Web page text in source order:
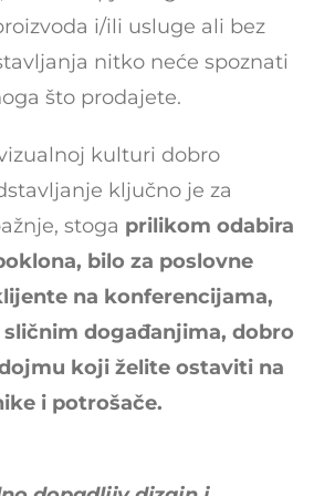
i/ili usluge ali bez
nitko neće spoznati
što prodajete.
kulturi dobro
ključno je za
stoga prilikom odabira
bilo za poslovne
na konferencijama,
događanjima, dobro
koji želite ostaviti na
i potrošače.